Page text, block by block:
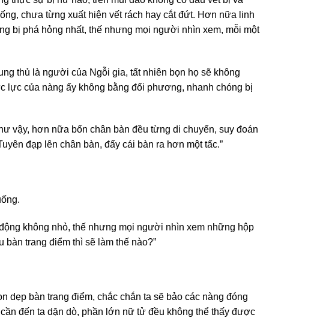
chưa từng xuất hiện vết rách hay cắt đứt. Hơn nữa linh
bị phá hỏng nhất, thế nhưng mọi người nhìn xem, mỗi một
thủ là người của Ngỗi gia, tất nhiên bọn họ sẽ không
của nàng ấy không bằng đối phương, nhanh chóng bị
vậy, hơn nữa bốn chân bàn đều từng di chuyển, suy đoán
đạp lên chân bàn, đẩy cái bàn ra hơn một tấc.”
không nhỏ, thế nhưng mọi người nhìn xem những hộp
trang điểm thì sẽ làm thế nào?”
dẹp bàn trang điểm, chắc chắn ta sẽ bảo các nàng đóng
đến ta dặn dò, phần lớn nữ tử đều không thể thấy được